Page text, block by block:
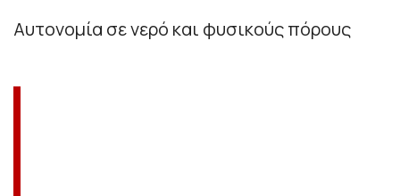
Αυτονομία σε νερό και φυσικούς πόρους